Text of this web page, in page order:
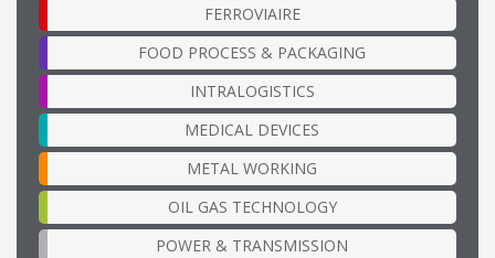
FERROVIAIRE
FOOD PROCESS & PACKAGING
INTRALOGISTICS
MEDICAL DEVICES
METAL WORKING
OIL GAS TECHNOLOGY
POWER & TRANSMISSION